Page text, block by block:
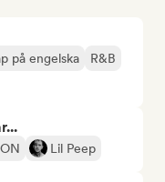
på engelska
R&B
Lil Peep